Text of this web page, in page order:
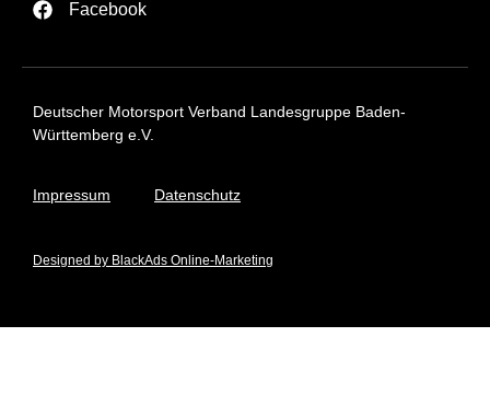
Facebook
Deutscher Motorsport Verband Landesgruppe Baden-
Württemberg e.V.
Impressum Datenschutz
Designed by BlackAds Online-Marketing